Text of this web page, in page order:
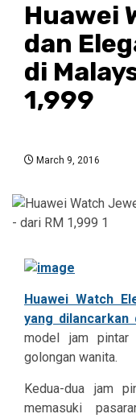
Huawei
dan
di
1,999
March 9, 2016
Huawei Watch
yang dilancarkan
model jam pintar
golongan wanita.
Kedua-dua jam
memasuki